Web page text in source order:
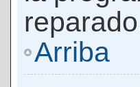
Arriba